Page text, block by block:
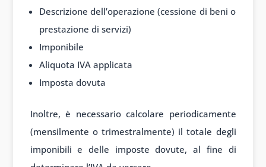
Descrizione dell’operazione (cessione di beni o
prestazione di servizi)
Imponibile
Aliquota IVA applicata
Imposta dovuta
Inoltre, è necessario calcolare periodicamente
(mensilmente o trimestralmente) il totale degli
imponibili e delle imposte dovute, al fine di